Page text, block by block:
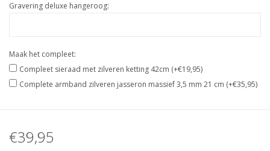
Gravering deluxe hangeroog:
Maak het compleet:
Compleet sieraad met zilveren ketting 42cm (+€19,95)
Complete armband zilveren jasseron massief 3,5 mm 21 cm (+€35,95)
€39,95